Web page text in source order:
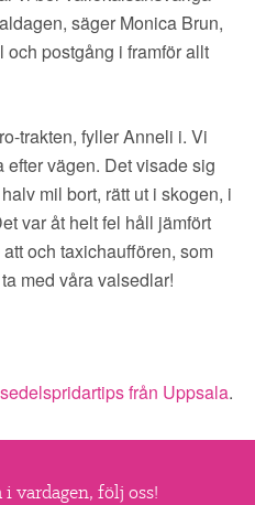
säger Monica Brun,
postgång i framför allt
trakten, fyller Anneli i. Vi
efter vägen. Det visade sig
mil bort, rätt ut i skogen, i
var åt helt fel håll jämfört
och taxichauffören, som
med våra valsedlar!
från Uppsala.
vardagen, följ oss!